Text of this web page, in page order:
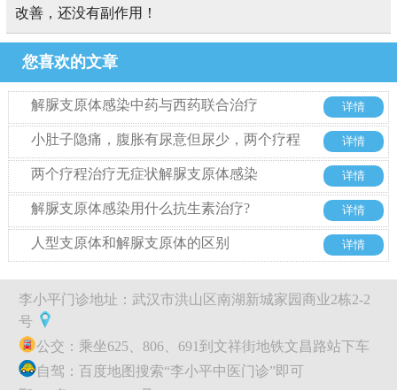
改善，还没有副作用！
您喜欢的文章
解脲支原体感染中药与西药联合治疗 详情
小肚子隐痛，腹胀有尿意但尿少，两个疗程
不到治疗解脲支原体感染
详情
两个疗程治疗无症状解脲支原体感染 详情
解脲支原体感染用什么抗生素治疗? 详情
人型支原体和解脲支原体的区别 详情
李小平门诊地址：武汉市洪山区南湖新城家园商业2栋2-2
号
公交：乘坐625、806、691到文祥街地铁文昌路站下车
自驾：百度地图搜索“李小平中医门诊”即可